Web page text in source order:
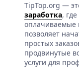
TipTop.org —
заработка,
оплачиваемые
позволяет
простых
продвинутые
услуги для